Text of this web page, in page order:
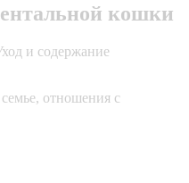
кошки
и содержание
отношения с